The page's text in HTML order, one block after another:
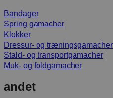
Bandager
Spring gamacher
Klokker
Dressur- og træningsgamacher
Stald- og transportgamacher
Muk- og foldgamacher
andet